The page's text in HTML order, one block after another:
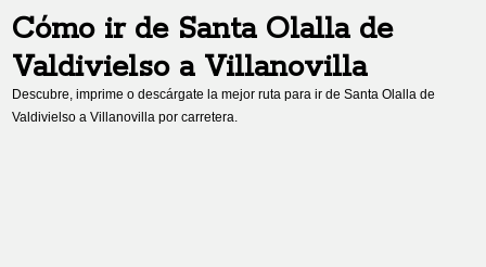
Cómo ir de Santa Olalla de
Valdivielsoa Villanovilla
Descubre, imprime o descárgate la mejor ruta para ir deSanta Olalla de
Valdivielso aVillanovilla por carretera.